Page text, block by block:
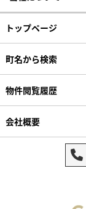
トップページ
町名から検索
物件閲覧履歴
会社概要